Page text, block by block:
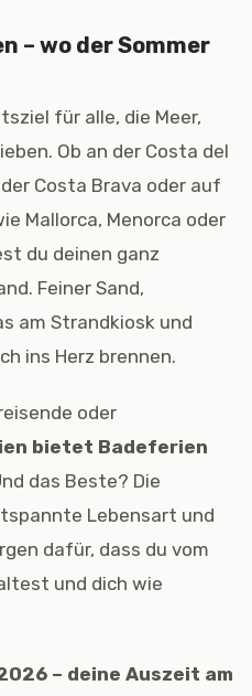
– wo der Sommer
für alle, die Meer,
Ob an der Costa del
Costa Brava oder auf
Mallorca, Menorca oder
du deinen ganz
Feiner Sand,
am Strandkiosk und
ins Herz brennen.
oder
bietet Badeferien
das Beste? Die
Lebensart und
dafür, dass du vom
und dich wie
– deine Auszeit am